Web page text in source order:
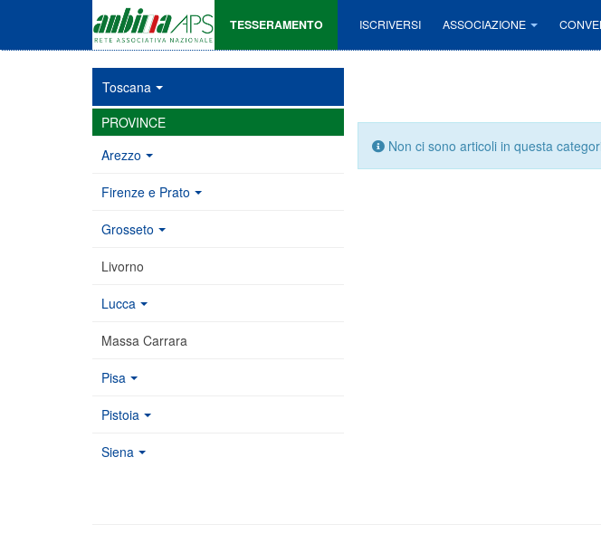
TESSERAMENTO ISCRIVERSI ASSOCIAZIONE
Info
Non ci sono articoli in questa
Toscana
PROVINCE
Arezzo
Firenze e Prato
Grosseto
Livorno
Lucca
Massa Carrara
Pisa
Pistoia
Siena